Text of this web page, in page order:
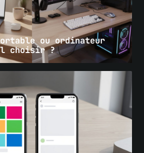
ou ordinateur
choisir ?